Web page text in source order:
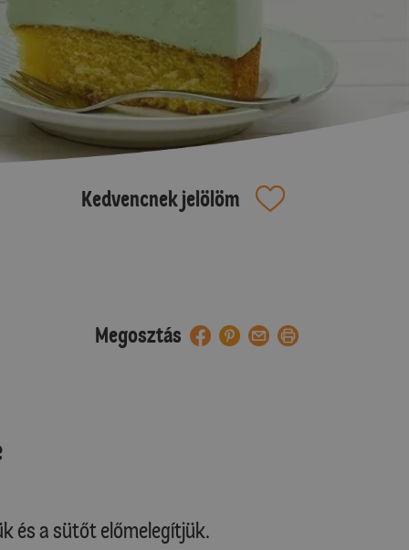
Kedvencnek jelölöm
Megosztás
és a sütőt előmelegítjük.